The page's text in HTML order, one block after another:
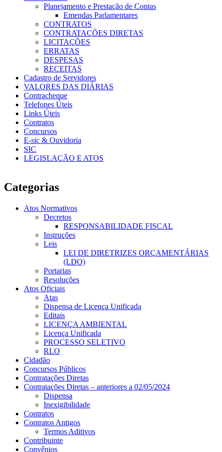
Planejamento e Prestação de Contas
Emendas Parlamentares
CONTRATOS
CONTRATAÇÕES DIRETAS
LICITAÇÕES
ERRATAS
DESPESAS
RECEITAS
Cadastro de Servidores
VALORES DAS DIÁRIAS
Contracheque
Telefones Úteis
Links Úteis
Contratos
Concursos
E-sic & Ouvidoria
SIC
LEGISLAÇÃO E ATOS
Categorias
Atos Normativos
Decretos
RESPONSABILIDADE FISCAL
Instruções
Leis
LEI DE DIRETRIZES ORÇAMENTÁRIAS
(LDO)
Portarias
Resoluções
Atos Oficiais
Atas
Dispensa de Licença Unificada
Editais
LICENÇA AMBIENTAL
Licença Unificada
PROCESSO SELETIVO
RLO
Cidadão
Concursos Públicos
Contratações Diretas
Contratações Diretas – anteriores a 02/05/2024
Dispensa
Inexigibilidade
Contratos
Contratos Antigos
Termos Aditivos
Contribuinte
Convênios